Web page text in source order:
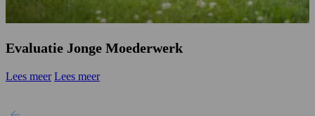
Evaluatie Jonge Moederwerk
Lees meer Lees meer